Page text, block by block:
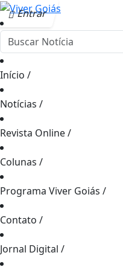
Entrar
Início /
Notícias /
Revista Online/
Colunas /
Programa Viver Goiás /
Contato /
Jornal Digital /